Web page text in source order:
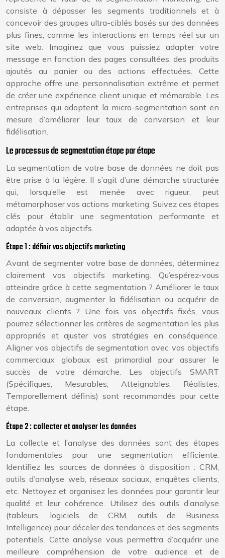
consiste à dépasser les segments traditionnels et à
concevoir des groupes ultra-ciblés basés sur des données
plus fines, comme les interactions en temps réel sur un
site web. Imaginez que vous puissiez adapter votre
message en fonction des pages consultées, des produits
ajoutés au panier ou des actions effectuées. Cette
approche offre une personnalisation extrême et permet
de créer une expérience client unique et mémorable. Les
entreprises qui adoptent la micro-segmentation sont en
mesure d’améliorer leur taux de conversion et leur
fidélisation.
Le processus de segmentation étape par étape
La segmentation de votre base de données ne doit pas
être prise à la légère. Il s’agit d’une démarche structurée
qui, lorsqu’elle est menée avec rigueur, peut
métamorphoser vos actions marketing. Suivez ces étapes
clés pour établir une segmentation performante et
adaptée à vos objectifs.
Étape 1 : définir vos objectifs marketing
Avant de segmenter votre base de données, déterminez
clairement vos objectifs marketing. Qu’espérez-vous
atteindre grâce à cette segmentation ? Améliorer le taux
de conversion, augmenter la fidélisation ou acquérir de
nouveaux clients ? Une fois vos objectifs fixés, vous
pourrez sélectionner les critères de segmentation les plus
appropriés et ajuster vos stratégies en conséquence.
Aligner vos objectifs de segmentation avec vos objectifs
commerciaux globaux est primordial pour assurer le
succès de votre démarche. Les objectifs SMART
(Spécifiques, Mesurables, Atteignables, Réalistes,
Temporellement définis) sont recommandés pour cette
étape.
Étape 2 : collecter et analyser les données
La collecte et l’analyse des données sont des étapes
fondamentales pour une segmentation efficiente.
Identifiez les sources de données à disposition : CRM,
outils d’analyse web, réseaux sociaux, enquêtes clients,
etc. Nettoyez et organisez les données pour garantir leur
qualité et leur cohérence. Utilisez des outils d’analyse
(tableurs, logiciels de CRM, outils de Business
Intelligence) pour déceler des tendances et des segments
potentiels. Cette analyse vous permettra d’acquérir une
meilleure compréhension de votre audience et de